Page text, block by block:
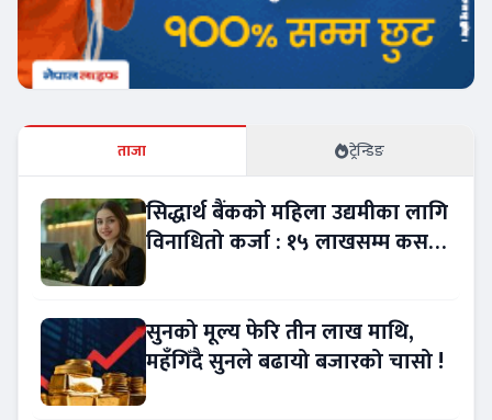
ताजा ट्रेन्डिङ
सिद्धार्थ बैंकको महिला उद्यमीका लागि
विनाधितो कर्जा : १५ लाखसम्म कसरी
सुनको मूल्य फेरि तीन लाख माथि,
महँगिँदै सुनले बढायो बजारको चासो !